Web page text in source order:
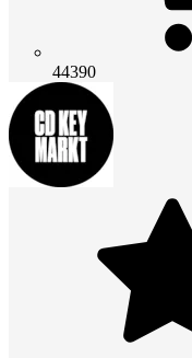
44390